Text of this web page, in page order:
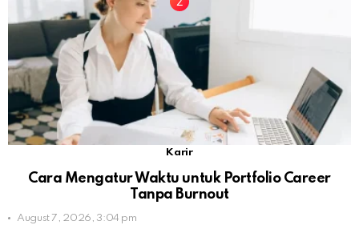
Karir
Cara Mengatur Waktu untuk Portfolio Career
Tanpa Burnout
August 7, 2026, 3:04 pm